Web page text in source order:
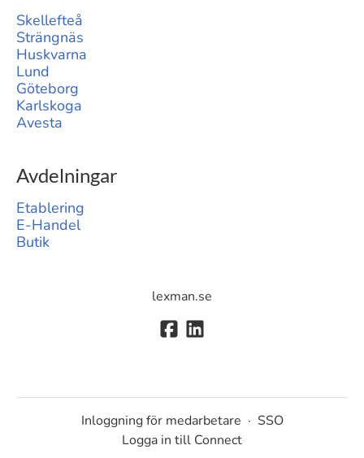
Skellefteå
Strängnäs
Huskvarna
Lund
Göteborg
Karlskoga
Avesta
Avdelningar
Etablering
E-Handel
Butik
lexman.se
Inloggning för medarbetare · SSO
Logga in till Connect